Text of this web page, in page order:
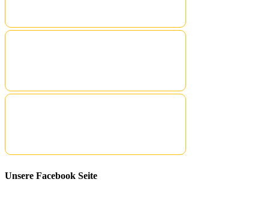
Unsere Facebook Seite